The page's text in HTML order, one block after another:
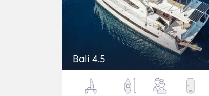
Bali 4.5